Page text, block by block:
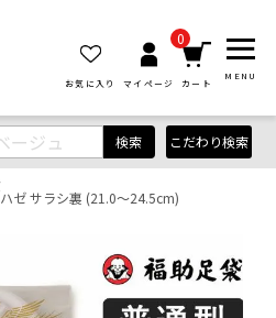
お気に入り マイページ
0
カート
MENU
検索 こだわり検索
ゼ サラシ裏 (21.0～24.5cm)